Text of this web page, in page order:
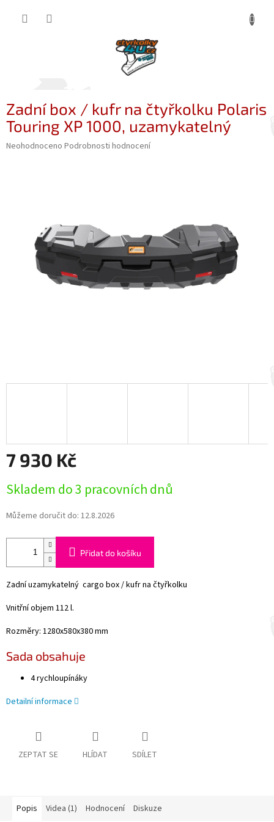
Zadní box / kufr na čtyřkolku Polaris
Touring XP 1000, uzamykatelný
Průměrné
hvězdiček.
Neohodnoceno Podrobnosti hodnocení
7 930 Kč
cena:
Skladem do 3 pracovních dnů
Můžeme doručit do: 12.8.2026
Přidat do košíku
Zadní uzamykatelný cargo box / kufr na čtyřkolku
Vnitřní objem 112 l.
Rozměry: 1280х580х380 mm
Sada obsahuje
4 rychloupínáky
Detailní informace
ZEPTAT SE HLÍDAT SDÍLET
Popis Videa (1) Hodnocení Diskuze